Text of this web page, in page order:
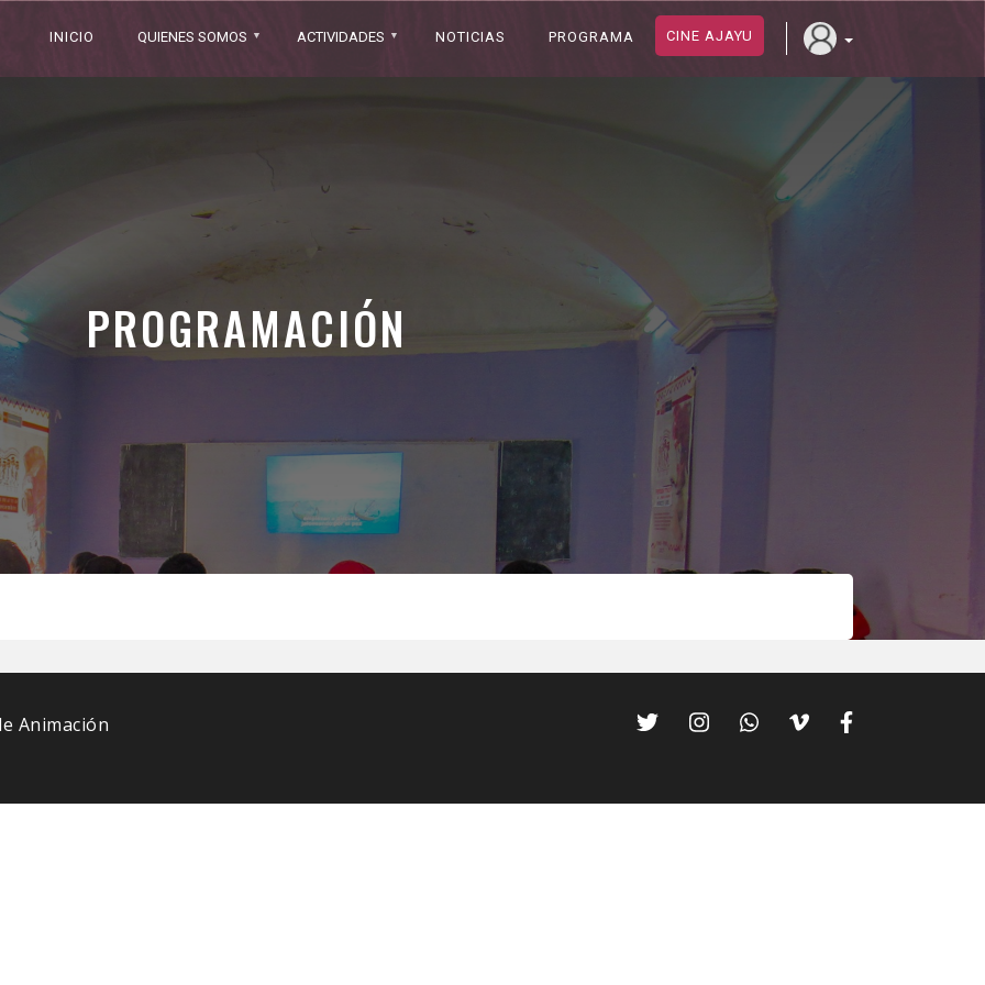
INICIO QUIENES SOMOS ACTIVIDADES NOTICIAS PROGRAMA CINE AJAYU
PROGRAMACIÓN
Animación